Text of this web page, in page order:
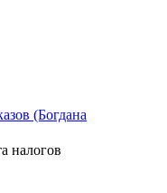
(Богдана
налогов